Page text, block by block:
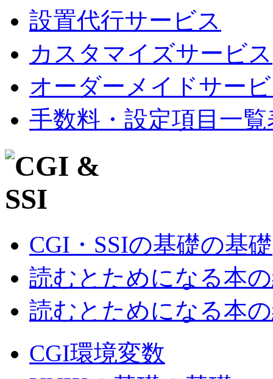
設置代行サービス
カスタマイズサービス
オーダーメイドサー
手数料・設定項目一覧
CGI・SSIの基礎の基礎
読むとためになる本
読むとためになる本
CGI環境変数